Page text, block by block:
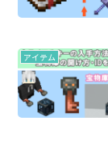
アイテム